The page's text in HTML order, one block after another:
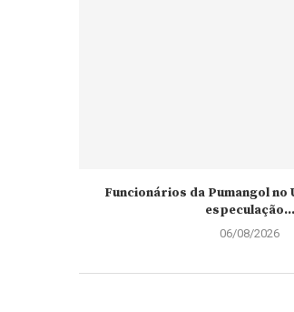
Funcionários da Pumangol
especulação...
06/08/2026